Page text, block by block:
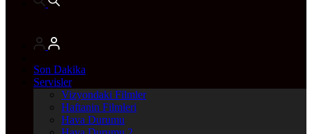
Son Dakika
Servisler
Vizyondaki Filmler
Haftanin Filmleri
Hava Durumu